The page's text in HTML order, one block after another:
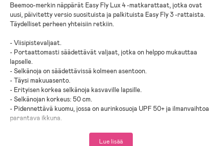
Beemoo-merkin näppärät Easy Fly Lux 4 -matkarattaat, jotka ovat
uusi, päivitetty versio suosituista ja palkituista Easy Fly 3 -rattaista.
Täydellisetperheen yhteisiin retkiin.
- Viisipistevaljaat.
- Portaattomasti säädettävät valjaat, jotka on helppo mukauttaa
lapselle.
- Selkänoja on säädettävissä kolmeen asentoon.
- Täysi makuuasento.
- Erityisen korkea selkänoja kasvaville lapsille.
- Selkänojan korkeus: 50 cm.
- Pidennettävä kuomu, jossa on aurinkosuoja UPF 50+ ja ilmanvaihtoa
parantava ikkuna.
Tilava, laajennettava tavarakori
Lue lisää